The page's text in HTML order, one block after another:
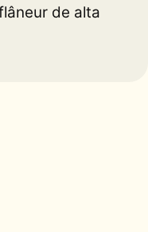
de alta